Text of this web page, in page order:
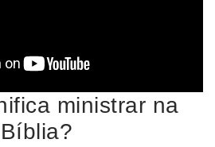
ministrar na
Bíblia?